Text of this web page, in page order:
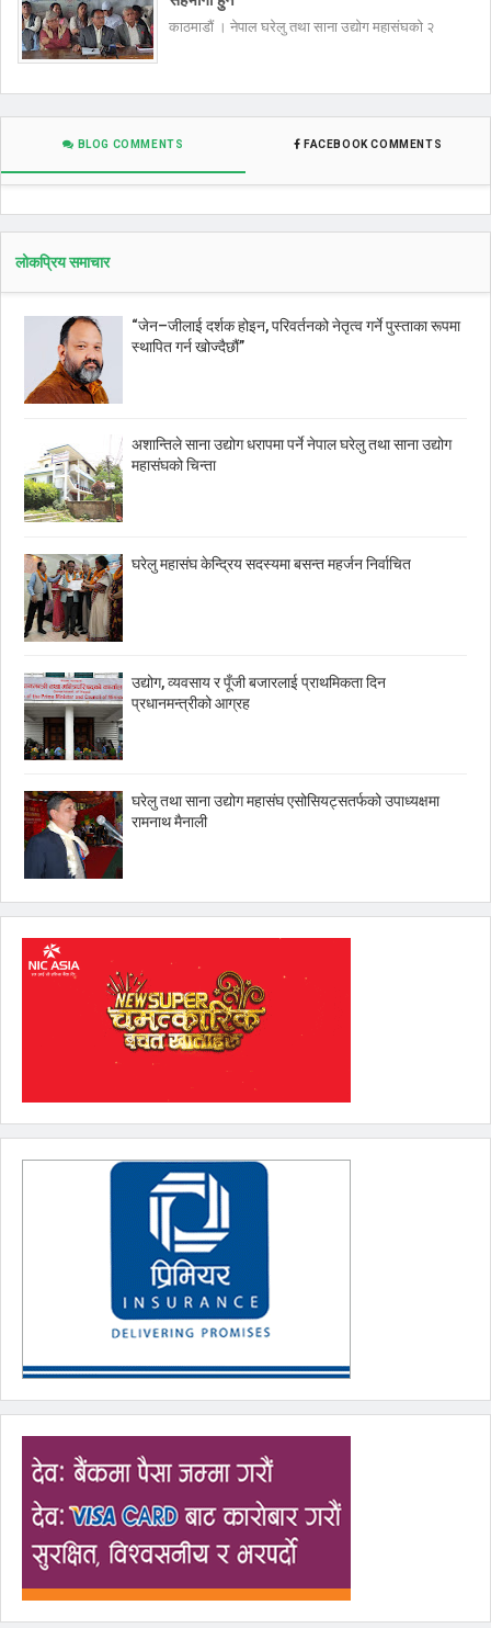
काठमाडौं । नेपाल घरेलु तथा साना उद्योग महासंघको २
BLOG COMMENTS FACEBOOK COMMENTS
लोकप्रिय समाचार
“जेन–जीलाई दर्शक होइन, परिवर्तनको नेतृत्व गर्ने पुस्ताका रूपमा
स्थापित गर्न खोज्दैछौं”
अशान्तिले साना उद्योग धरापमा पर्ने नेपाल घरेलु तथा साना उद्योग
महासंघको चिन्ता
घरेलु महासंघ केन्द्रिय सदस्यमा बसन्त महर्जन निर्वाचित
उद्योग, व्यवसाय र पूँजी बजारलाई प्राथमिकता दिन
प्रधानमन्त्रीको आग्रह
घरेलु तथा साना उद्योग महासंघ एसोसियट्सतर्फको उपाध्यक्षमा
रामनाथ मैनाली